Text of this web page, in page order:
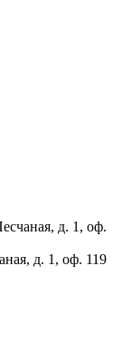
д. 1, оф.
д. 1, оф. 119